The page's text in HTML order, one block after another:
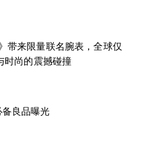
带来限量联名腕表，全球仅
时尚的震撼碰撞
良品曝光